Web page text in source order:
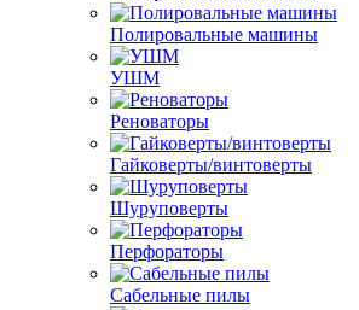
Полировальные машины
УШМ
Реноваторы
Гайковерты/винтоверты
Шуруповерты
Перфораторы
Сабельные пилы